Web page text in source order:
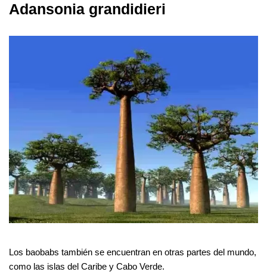
Adansonia grandidieri
Los baobabs también se encuentran en otras partes del mundo,
como las islas del Caribe y Cabo Verde.